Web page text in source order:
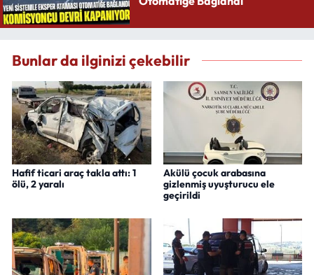
Bunlar da ilginizi çekebilir
Hafif ticari araç takla attı: 1
ölü, 2 yaralı
Akülü çocuk arabasına
gizlenmiş uyuşturucu ele
geçirildi